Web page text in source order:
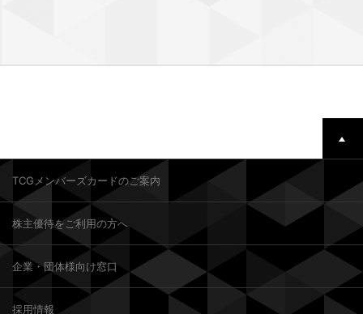
TCGメンバーズカードのご案内
株主優待をご利用の方へ
企業・団体様向け窓口
採用情報